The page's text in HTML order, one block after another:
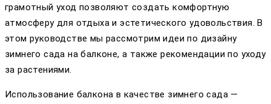
грамотный уход позволяют создать комфортную
атмосферу для отдыха и эстетического удовольствия. В
этом руководстве мы рассмотрим идеи по дизайну
зимнего сада на балконе, а также рекомендации по уходу
за растениями.
Использование балкона в качестве зимнего сада —